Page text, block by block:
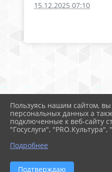
15.12.2025 07:10
Пользуясь нашим сайтом,
персональных данных а
подключенные к веб-сайту
"Госуслуги",
Подробнее
Подтверждаю